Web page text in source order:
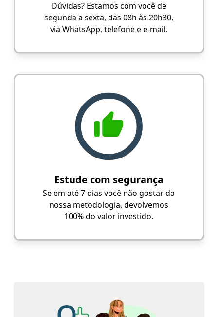
Dúvidas? Estamos com você de
segunda a sexta, das 08h às 20h30,
via WhatsApp, telefone e e-mail.
Estude com segurança
Se em até 7 dias você não gostar da
nossa metodologia, devolvemos
100% do valor investido.